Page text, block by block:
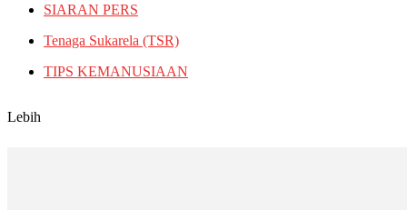
SIARAN PERS
Tenaga Sukarela (TSR)
TIPS KEMANUSIAAN
Lebih